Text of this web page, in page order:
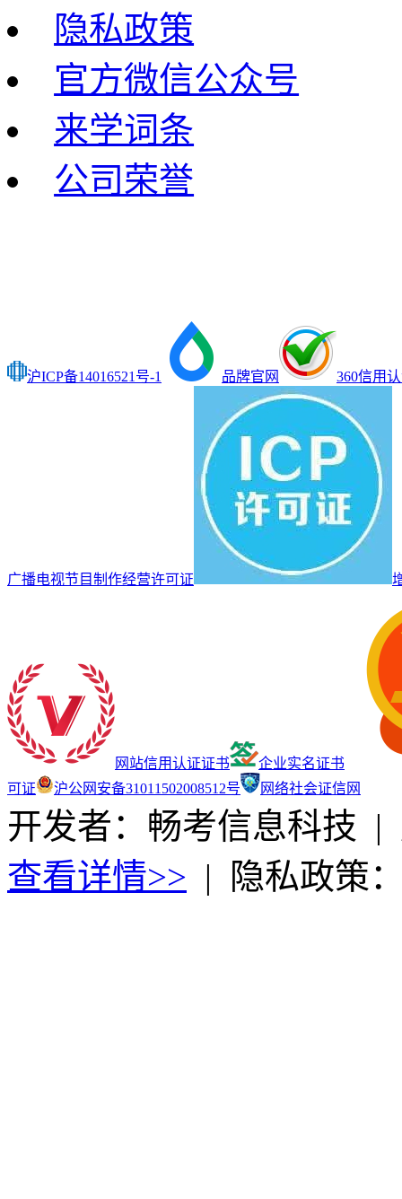
隐私政策
官方微信公众号
来学词条
公司荣誉
沪ICP备14016521号-1 品牌官网 360信用
广播电视节目制作经营许可证
网站信用认证证书
企业实名证书
可证
沪公网安备31011502008512号 网络社会证信网
开发者：畅考信息科技 |
查看详情>> | 隐私政策